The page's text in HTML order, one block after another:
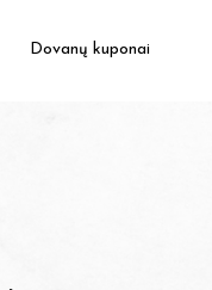
Dovanų kuponai